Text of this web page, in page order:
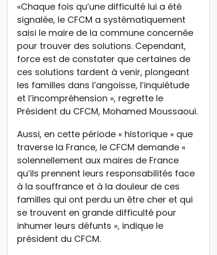
«Chaque fois qu’une difficulté lui a été
signalée, le CFCM a systématiquement
saisi le maire de la commune concernée
pour trouver des solutions. Cependant,
force est de constater que certaines de
ces solutions tardent à venir, plongeant
les familles dans l’angoisse, l’inquiétude
et l’incompréhension », regrette le
Président du CFCM, Mohamed Moussaoui.
Aussi, en cette période « historique » que
traverse la France, le CFCM demande «
solennellement aux maires de France
qu’ils prennent leurs responsabilités face
à la souffrance et à la douleur de ces
familles qui ont perdu un être cher et qui
se trouvent en grande difficulté pour
inhumer leurs défunts », indique le
président du CFCM.